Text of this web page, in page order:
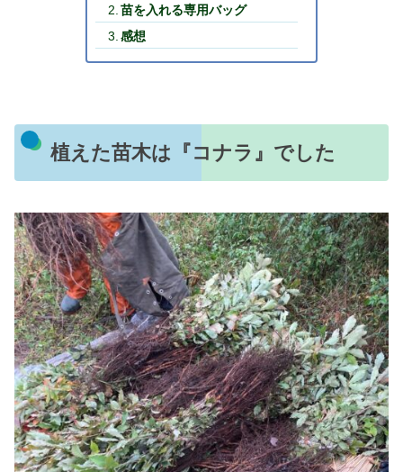
苗を入れる専用バッグ
感想
植えた苗木は『コナラ』でした